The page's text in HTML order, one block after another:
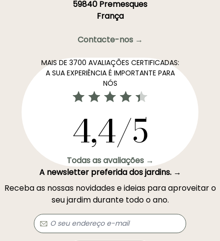
59840 Premesques
França
Contacte-nos →
MAIS DE 3700 AVALIAÇÕES CERTIFICADAS:
A SUA EXPERIÊNCIA É IMPORTANTE PARA
NÓS
4,4/5
Todas as avaliações →
A newsletter preferida dos jardins. →
Receba as nossas novidades e ideias para aproveitar o
seu jardim durante todo o ano.